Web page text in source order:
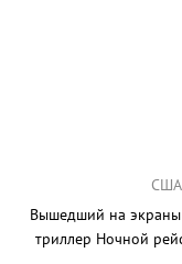
Вышедший на экраны
триллер Ночной